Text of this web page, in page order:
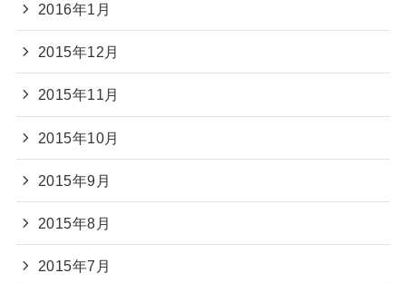
2016年1月
2015年12月
2015年11月
2015年10月
2015年9月
2015年8月
2015年7月